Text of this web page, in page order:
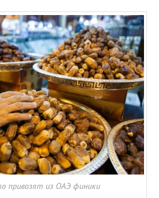
привозят из ОАЭ финики